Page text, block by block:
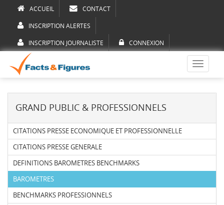
ACCUEIL CONTACT
INSCRIPTION ALERTES
INSCRIPTION JOURNALISTE CONNEXION
Toggle
GRAND PUBLIC & PROFESSIONNELS
CITATIONS PRESSE ECONOMIQUE ET PROFESSIONNELLE
CITATIONS PRESSE GENERALE
DEFINITIONS BAROMETRES BENCHMARKS
BAROMETRES
BENCHMARKS PROFESSIONNELS